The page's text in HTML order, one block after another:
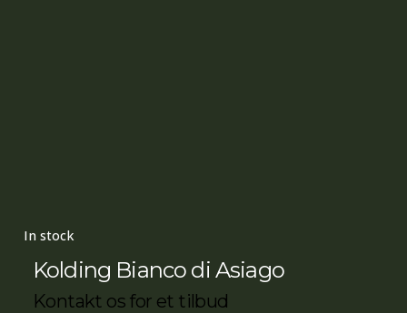
In stock
Kolding Bianco di Asiago
Kontakt os for et tilbud